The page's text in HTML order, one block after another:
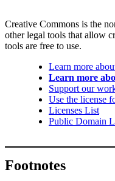
Creative Commons is the
other legal tools that allow
tools are free to use.
Learn more
Learn more
Support our
Use the license
Licenses List
Public Domain
Footnotes